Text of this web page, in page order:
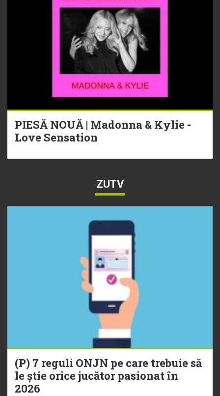
PIESĂ NOUĂ | Madonna & Kylie -
Love Sensation
ZUTV
(P) 7 reguli ONJN pe care trebuie să
le știe orice jucător pasionat în
2026